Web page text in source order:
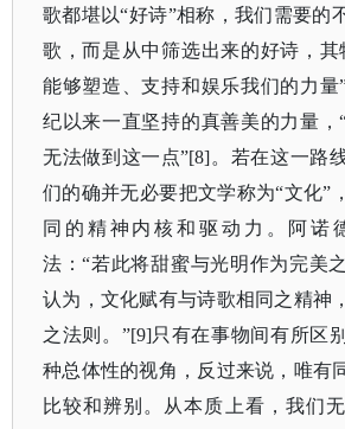
歌都堪以“好诗”相称，我们需要的
歌，而是从中筛选出来的好诗，其
能够塑造、支持和娱乐我们的力量
纪以来一直坚持的真善美的力量，
无法做到这一点”[8]。若在这一路
们的确并无必要把文学称为“文化”
同的精神内核和驱动力。阿诺
法：“若此将甜蜜与光明作为完美
认为，文化赋有与诗歌相同之精神
之法则。”[9]只有在事物间有所区
种总体性的视角，反过来说，唯有
比较和辨别。从本质上看，我们